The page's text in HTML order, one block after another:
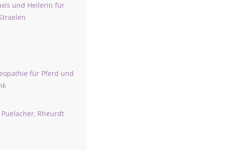
und Heilerin für
für Pferd und
Rheurdt